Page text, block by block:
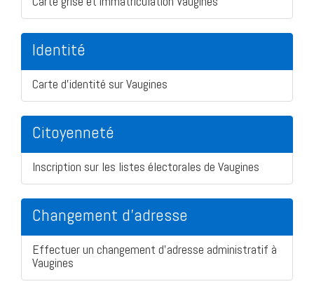
Identité
Carte d'identité sur Vaugines
Citoyenneté
Inscription sur les listes électorales de Vaugines
Changement d'adresse
Effectuer un changement d'adresse administratif à
Vaugines